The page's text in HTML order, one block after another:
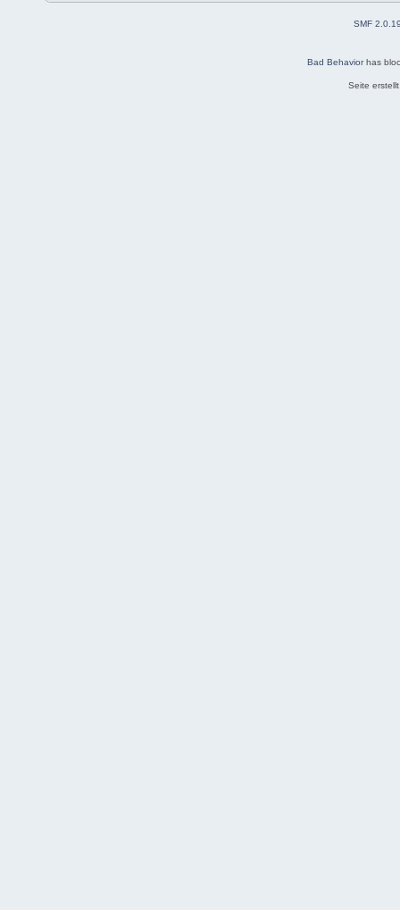
SMF
Bad Behaviorhas
Seite